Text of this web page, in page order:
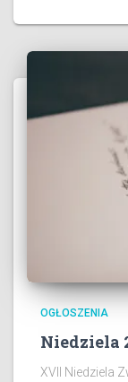
OGŁOSZENIA
Niedziela
XVII Niedziela